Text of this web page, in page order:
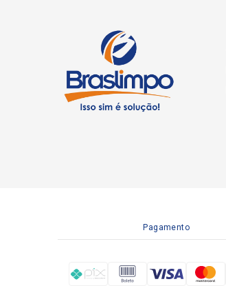
Pagamento